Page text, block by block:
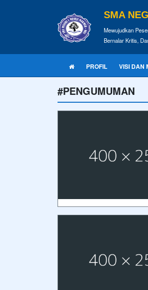
SMA
Mewujudkan
Bernalar Kritis,
PROFIL VISI DAN
#PENGUMUMAN